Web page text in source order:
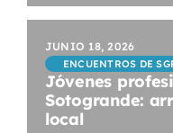
JUNIO 18, 2026
ENCUENTROS DE
Jóvenes
Sotogrande:
local